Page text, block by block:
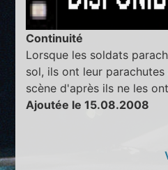
Continuité
Lorsque les soldats
sol, ils ont leur
scène d'après ils ne les
Ajoutée le 15.08.2008